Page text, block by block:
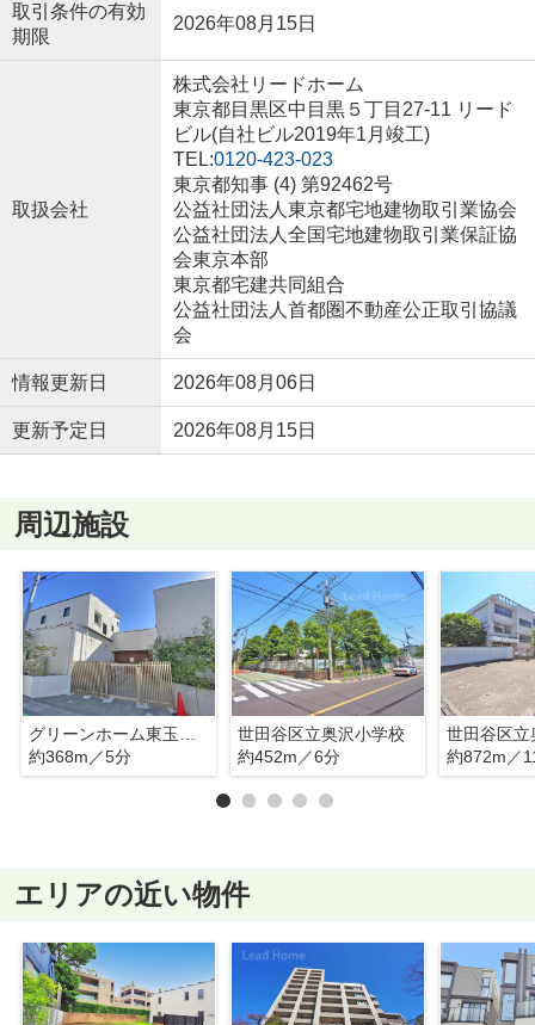
取引条件の有効
期限
2026年08月15日
取扱会社
株式会社リードホーム
東京都目黒区中目黒５丁目27-11 リード
ビル(自社ビル2019年1月竣工)
TEL:0120-423-023
東京都知事 (4) 第92462号
公益社団法人東京都宅地建物取引業協会
公益社団法人全国宅地建物取引業保証協
会東京本部
東京都宅建共同組合
公益社団法人首都圏不動産公正取引協議
会
情報更新日 2026年08月06日
更新予定日 2026年08月15日
周辺施設
約368m／5分
世田谷区立奥沢小学校
約452m／6分
世田谷区立
約872m／
エリアの近い物件